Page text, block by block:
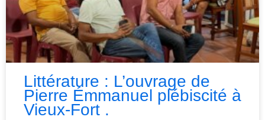
Littérature : L’ouvrage de
Pierre Émmanuel plébiscité à
Vieux-Fort .